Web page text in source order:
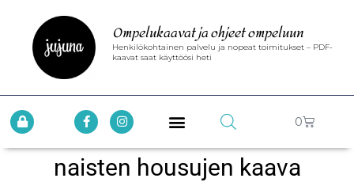
Ompelukaavat ja ohjeet ompeluun
Henkilökohtainen palvelu ja nopeat toimitukset – PDF-
kaavat saat käyttöösi heti
0
naisten housujen kaava